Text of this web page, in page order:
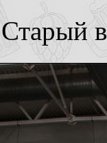
Старый